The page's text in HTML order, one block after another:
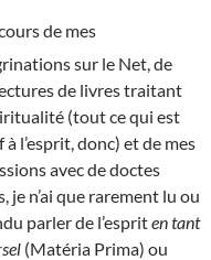
de mes
sur le Net, de
de livres traitant
(tout ce qui est
à l’esprit, donc) et de mes
avec de doctes
je n’ai que rarement lu ou
parler de l’espriten tant
(Matéria Prima) ou